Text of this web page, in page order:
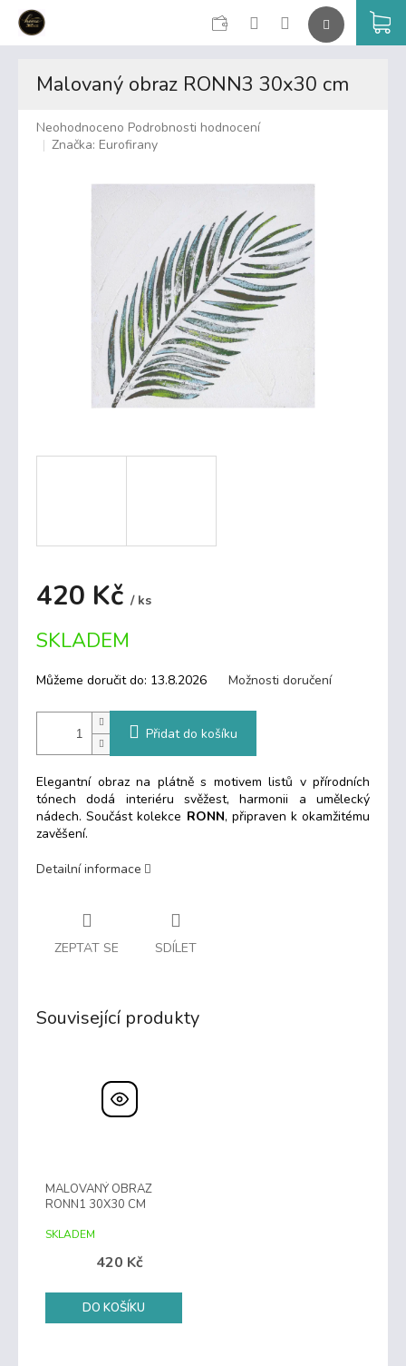
CZK
Malovaný obraz RONN3 30x30 cm
Průměrné
hodnocení
Neohodnoceno Podrobnosti hodnocení
Značka: Eurofirany
420 Kč / ks
cena:
SKLADEM
Můžeme doručit do: 13.8.2026 Možnosti doručení
Přidat do košíku
Elegantní obraz na plátně s motivem listů v přírodních
tónech dodá interiéru svěžest, harmonii a umělecký
nádech. Součást kolekce RONN, připraven k okamžitému
zavěšení.
Detailní informace
ZEPTAT SE SDÍLET
Související produkty
MALOVANÝ OBRAZ
RONN1 30X30 CM
SKLADEM
420 Kč
DO KOŠÍKU